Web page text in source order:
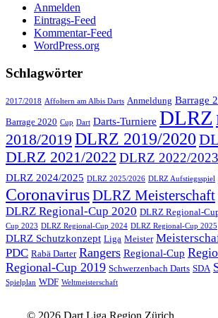
Anmelden
Eintrags-Feed
Kommentar-Feed
WordPress.org
Schlagwörter
2017/2018 Affoltern am Albis Darts Anmeldung Barrage
Barrage 2020 Cup Dart Darts-Turniere DLRZ
2018/2019 DLRZ 2019/2020
DLRZ 2021/2022 DLRZ 2022/2023
DLRZ 2024/2025 DLRZ 2025/2026 DLRZ Aufstiegsspiel
CoronavirusDLRZ Meisterschaft
DLRZ Regional-Cup 2020 DLRZ Regional-
Cup 2023 DLRZ Regional-Cup 2024 DLRZ Regional-Cup 2025
DLRZ Schutzkonzept Liga Meister
PDC Rabä Darter Rangers Regional-Cup
Regional-Cup 2019 Schwerzenbach Darts SDA
Spielplan WDF Weltmeisterschaft